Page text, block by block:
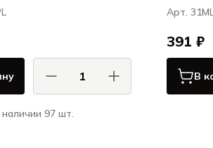
PIOLI
97 шт.
Quartet
Арт.
391 ₽
В